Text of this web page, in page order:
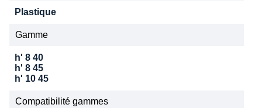
Plastique
Gamme
h' 8 40
h' 8 45
h' 10 45
Compatibilité gammes